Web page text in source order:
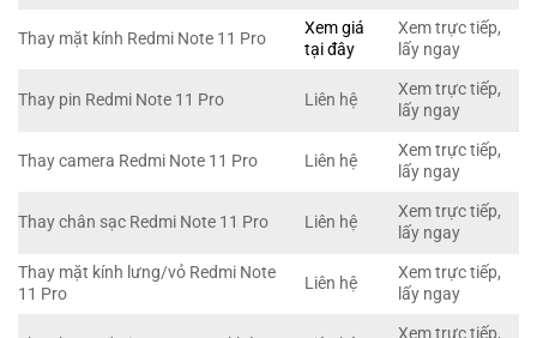
Thay mặt kính Redmi Note 11 Pro
Xem giá
tại đây
Xem trực tiếp,
lấy ngay
Thay pin Redmi Note 11 Pro Liên hệ
Xem trực tiếp,
lấy ngay
Thay camera Redmi Note 11 Pro Liên hệ
Xem trực tiếp,
lấy ngay
Thay chân sạc Redmi Note 11 Pro Liên hệ
Xem trực tiếp,
lấy ngay
Thay mặt kính lưng/vỏ Redmi Note
11 Pro
Liên hệ
Xem trực tiếp,
lấy ngay
Xem trực tiếp,